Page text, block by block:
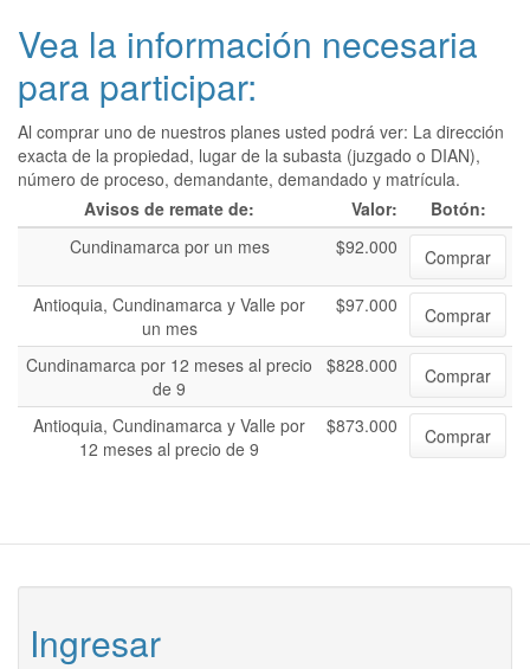
Vea la información necesaria
para participar:
Al comprar uno de nuestros planes usted podrá ver: La dirección
exacta de la propiedad, lugar de la subasta (juzgado o DIAN),
número de proceso, demandante, demandado y matrícula.
Avisos de remate de:
Valor:
Botón:
Cundinamarca por un mes
$92.000
Comprar
Antioquia, Cundinamarca y Valle por
un mes
$97.000 Comprar
Cundinamarca por 12 meses al precio
de 9
$828.000 Comprar
Antioquia, Cundinamarca y Valle por
12 meses al precio de 9
$873.000 Comprar
Ingresar